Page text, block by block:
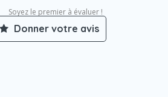
Soyez le premier à évaluer !
Donner votre avis